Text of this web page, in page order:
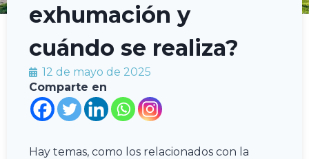
exhumación y
cuándo se realiza?
12 de mayo de 2025
Comparte en
Hay temas, como los relacionados con la